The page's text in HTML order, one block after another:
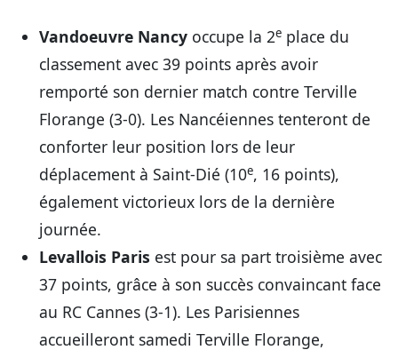
Vandoeuvre Nancy occupe la 2e place du
classement avec 39 points après avoir
remporté son dernier match contre Terville
Florange (3-0). Les Nancéiennes tenteront de
conforter leur position lors de leur
déplacement à Saint-Dié (10e, 16 points),
également victorieux lors de la dernière
journée.
Levallois Paris est pour sa part troisième avec
37 points, grâce à son succès convaincant face
au RC Cannes (3-1). Les Parisiennes
accueilleront samedi Terville Florange,